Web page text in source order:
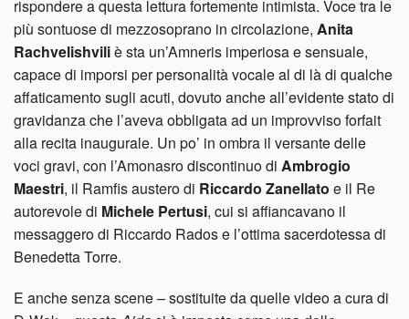
rispondere a questa lettura fortemente intimista. Voce tra le
più sontuose di mezzosoprano in circolazione, Anita
Rachvelishviliè sta un’Amneris imperiosa e sensuale,
capace di imporsi per personalità vocale al di là di qualche
affaticamento sugli acuti, dovuto anche all’evidente stato di
gravidanza che l’aveva obbligata ad un improvviso forfait
alla recita inaugurale. Un po’ in ombra il versante delle
voci gravi, con l’Amonasro discontinuo di Ambrogio
Maestri, il Ramfis austero di Riccardo Zanellato e il Re
autorevole di Michele Pertusi, cui si affiancavano il
messaggero di Riccardo Rados e l’ottima sacerdotessa di
Benedetta Torre.
E anche senza scene – sostituite da quelle video a cura di